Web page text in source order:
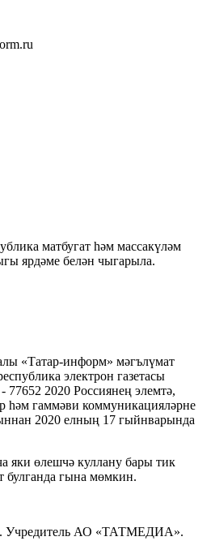
матбугат һәм массакүләм
ярдәме белән чыгарыла.
«Татар-информ» мәгълүмат
электрон газетасы
2020 Россиянең элемтә,
һәм гаммәви коммуникацияләрне
2020 елның 17 гыйнварында
яки өлешчә куллану бары тик
булганда гына мөмкин.
Учредитель АО «ТАТМЕДИА».